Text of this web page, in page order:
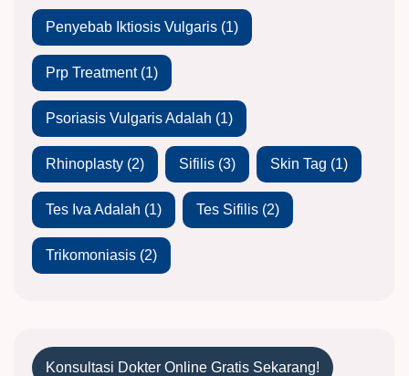
Penyebab Iktiosis Vulgaris (1)
Prp Treatment(1)
Psoriasis Vulgaris Adalah (1)
Rhinoplasty (2) Sifilis (3) Skin Tag (1)
Tes Iva Adalah (1) Tes Sifilis (2)
Trikomoniasis (2)
Konsultasi Dokter Online Gratis Sekarang!